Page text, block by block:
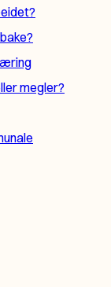
megler?